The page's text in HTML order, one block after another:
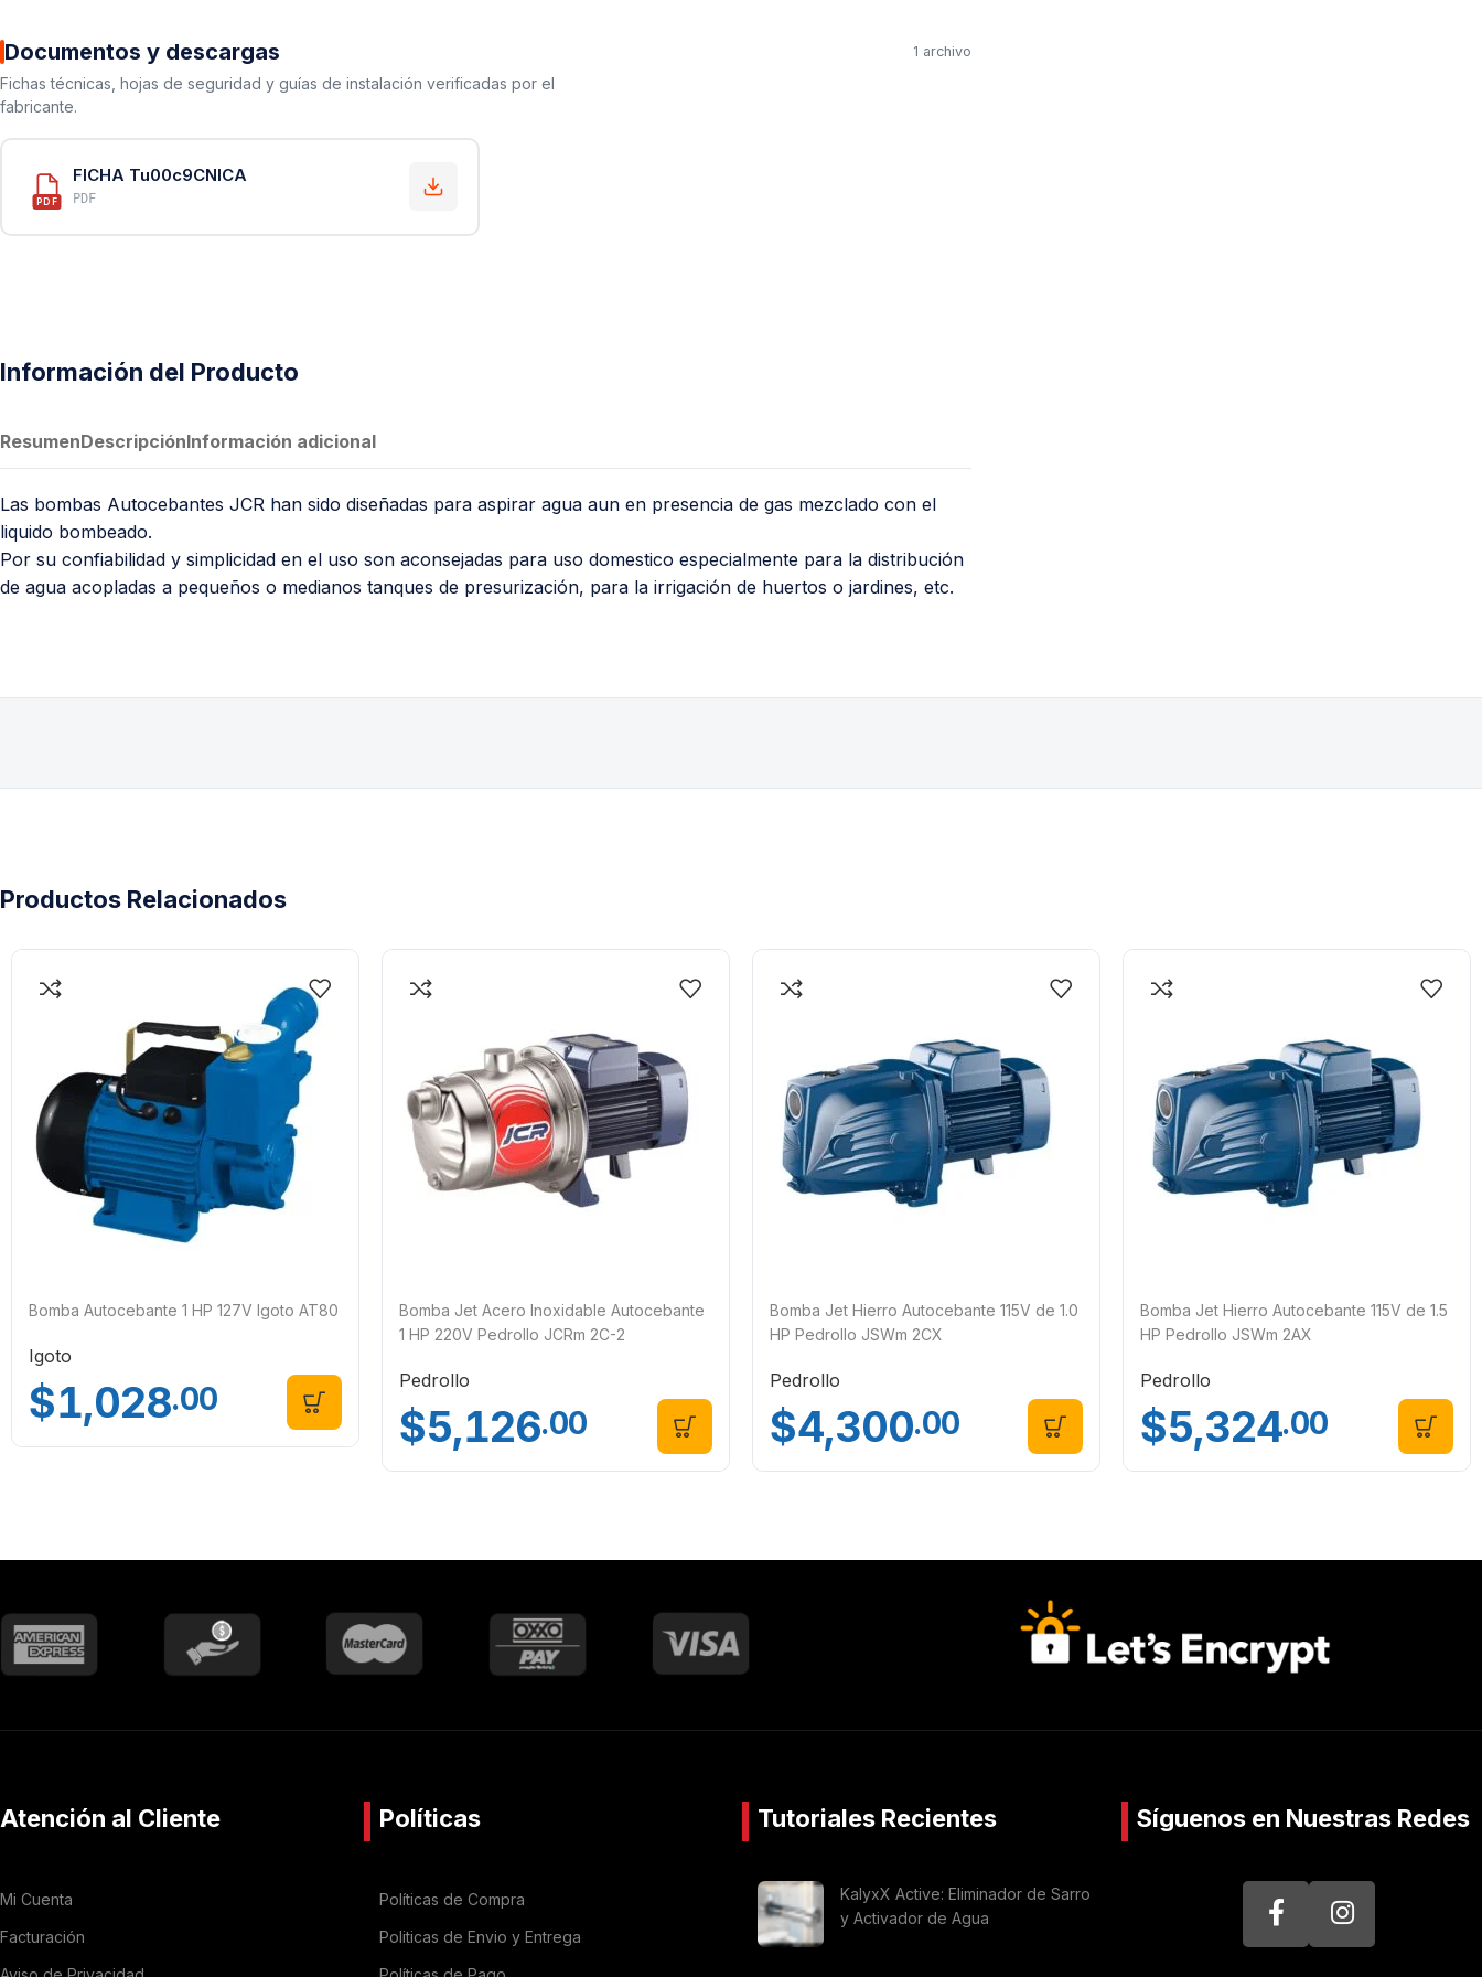
Acero Inoxidable 304
Documentos y descargas 1 archivo
Fichas técnicas, hojas de seguridad y guías de instalación verificadas por el
fabricante.
PDF
FICHA Tu00c9CNICA
PDF
Información del Producto
ResumenDescripciónInformación adicional
Las bombas Autocebantes JCR han sido diseñadas para aspirar agua aun en presencia de gas mezclado con el
liquido bombeado.
Por su confiabilidad y simplicidad en el uso son aconsejadas para uso domestico especialmente para la distribución
de agua acopladas a pequeños o medianos tanques de presurización, para la irrigación de huertos o jardines, etc.
Productos Relacionados
Bomba Autocebante 1 HP 127V Igoto AT80
Igoto
$1,028.00
Bomba Jet Acero Inoxidable Autocebante
1 HP 220V Pedrollo JCRm 2C-2
Pedrollo
$5,126.00
Bomba Jet Hierro Autocebante 115V de 1.0
HP Pedrollo JSWm 2CX
Pedrollo
$4,300.00
Bomba Jet Hierro Autocebante 115V de 1.5
HP Pedrollo JSWm 2AX
Pedrollo
$5,324.00
Atención al Cliente
Mi Cuenta
Facturación
Políticas
Políticas de Compra
Politicas de Envio y Entrega
Tutoriales Recientes
KalyxX Active: Eliminador de Sarro
y Activador de Agua
Síguenos en Nuestras Redes